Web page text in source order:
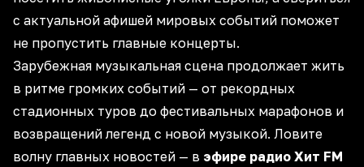
с актуальной афишей мировых событий поможет
не пропустить главные концерты.
Зарубежная музыкальная сцена продолжает жить
в ритме громких событий — от рекордных
стадионных туров до фестивальных марафонов и
возвращений легенд с новой музыкой. Ловите
волну главных новостей — в эфире радио Хит FM